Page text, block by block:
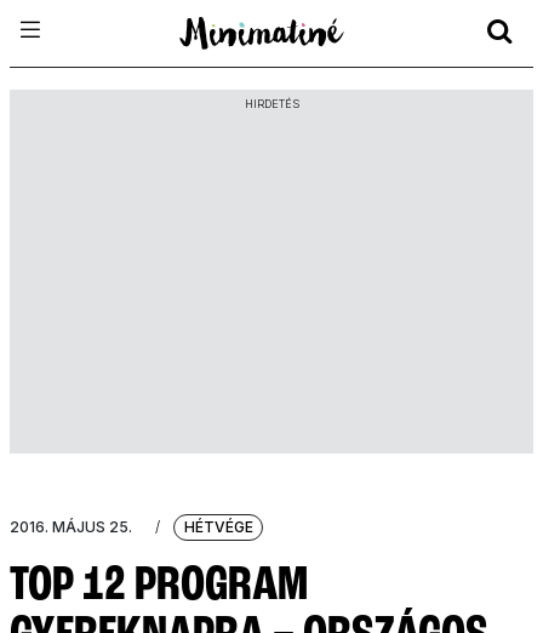
HIRDETÉS
2016. MÁJUS 25. / HÉTVÉGE
TOP 12 PROGRAM